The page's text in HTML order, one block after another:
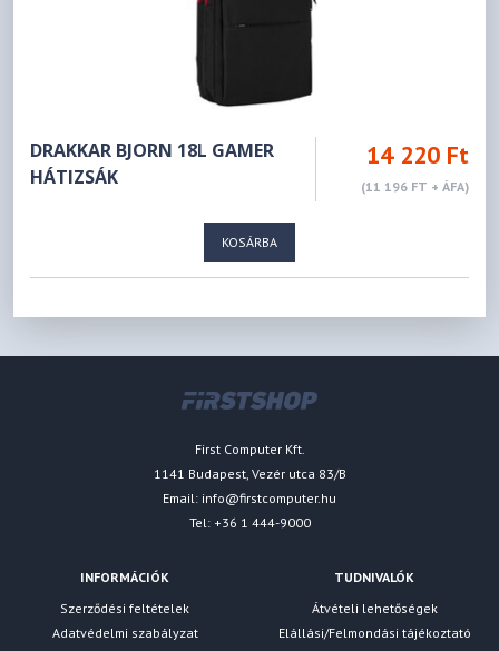
DRAKKAR BJORN 18L GAMER
HÁTIZSÁK
14 220 Ft
(11 196 FT + ÁFA)
KOSÁRBA
First Computer Kft.
1141 Budapest, Vezér utca 83/B
Email: info@firstcomputer.hu
Tel: +36 1 444-9000
INFORMÁCIÓK
Szerződési feltételek
Adatvédelmi szabályzat
TUDNIVALÓK
Átvételi lehetőségek
Elállási/Felmondási tájékoztató